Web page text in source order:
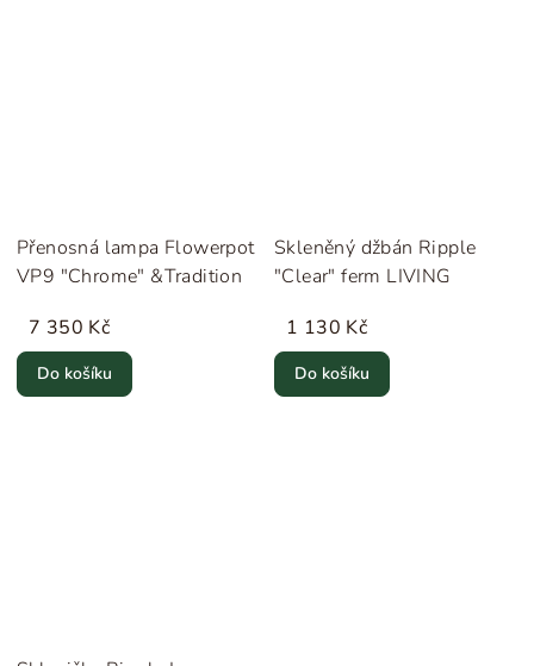
Přenosná lampa Flowerpot
VP9 "Chrome" &Tradition
7 350 Kč
Do košíku
Skleněný džbán Ripple
"Clear" ferm LIVING
1 130 Kč
Do košíku